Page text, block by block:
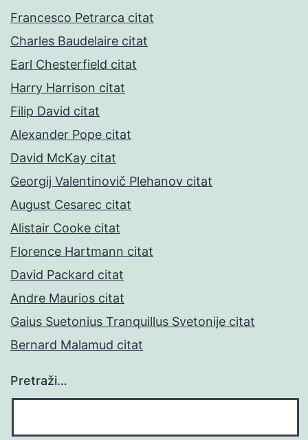
Francesco Petrarca citat
Charles Baudelaire citat
Earl Chesterfield citat
Harry Harrison citat
Filip David citat
Alexander Pope citat
David McKay citat
Georgij Valentinovič Plehanov citat
August Cesarec citat
Alistair Cooke citat
Florence Hartmann citat
David Packard citat
Andre Maurios citat
Gaius Suetonius Tranquillus Svetonije citat
Bernard Malamud citat
Pretraži…